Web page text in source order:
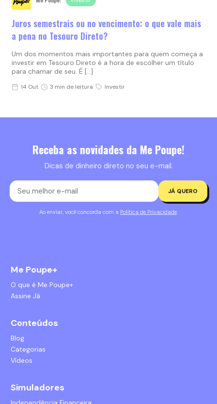
Juros semestrais ou no vencimento: o que vale mais
a pena no Tesouro Direto?
Um dos momentos mais importantes para quem começa a
investir em Tesouro Direto é a hora de escolher um título
para chamar de seu. É […]
14 Out 3 min de leitura Investir
Receba as novidades da Me Poupe!
Dicas de dinheiro direto no seu e-mail.
JÁ QUERO
Ao enviar, você concorda com a Política de Privacidade
Me Poupe+
O que é Me Poupe+
Assine Já
Conteúdos
Blog
Categorias
Vídeos
Simuladores